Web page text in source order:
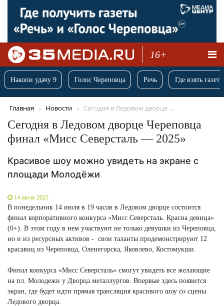
16+
Накопи удачу 9 Голос Череповца Речь Где взять
Главная Новости Сегодня в Ледовом дворце ...
Сегодня в Ледовом дворце Череповца
финал «Мисс Северсталь — 2025»
Красивое шоу можно увидеть на экране с
площади Молодёжи
14 июля 2025
В понедельник 14 июля в 19 часов в Ледовом дворце состоится
финал корпоративного конкурса «Мисс Северсталь. Красна девица»
(0+). В этом году в нем участвуют не только девушки из Череповца,
но и из ресурсных активов - свои таланты продемонстрируют 12
красавиц из Череповца, Оленегорска, Яковлево, Костомукши.
Финал конкурса «Мисс Северсталь» смогут увидеть все желающие
на пл. Молодежи у Дворца металлургов. Впервые здесь появится
экран, где будет идти прямая трансляция красивого шоу со сцены
Ледового дворца.